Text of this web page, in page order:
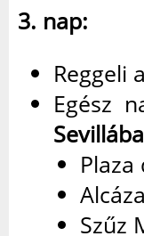
3. nap:
Reggeli
Egész
Sevillába
Plaza
Szűz